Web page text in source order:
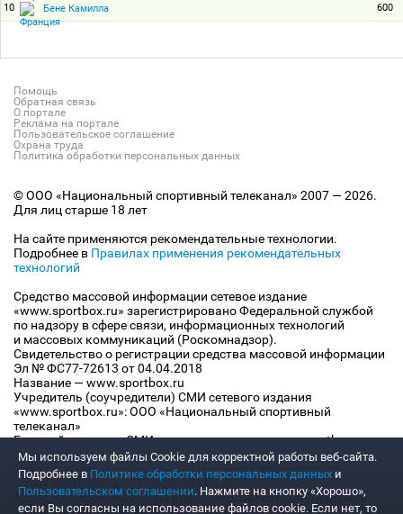
10 Бене Камилла 600
Помощь
Обратная связь
О портале
Реклама на портале
Пользовательское соглашение
Охрана труда
Политика обработки персональных данных
© ООО «Национальный спортивный телеканал» 2007 — 2026.
Для лиц старше 18 лет
На сайте применяются рекомендательные технологии.
Подробнее в Правилах применения рекомендательных
технологий
Средство массовой информации сетевое издание
«www.sportbox.ru» зарегистрировано Федеральной службой
по надзору в сфере связи, информационных технологий
и массовых коммуникаций (Роскомнадзор).
Свидетельство о регистрации средства массовой информации
Эл № ФС77-72613 от 04.04.2018
Название — www.sportbox.ru
Учредитель (соучредители) СМИ сетевого издания
«www.sportbox.ru»: ООО «Национальный спортивный
телеканал»
Главный редактор СМИ сетевого издания «www.sportbox.ru»:
Конов В.А.
Номер телефона редакции СМИ сетевого издания
«www.sportbox.ru»: +7 (495) 653 8419
Адрес электронной почты редакции СМИ сетевого издания
Мы используем файлы Сookie для корректной работы веб-сайта.
Подробнее в Политике обработки персональных данных и
Пользовательском соглашении. Нажмите на кнопку «Хорошо»,
если Вы согласны на использование файлов cookie. Если нет, то